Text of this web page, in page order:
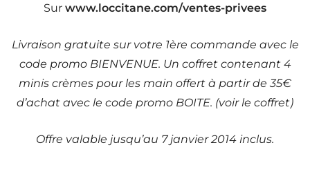
Sur www.loccitane.com/ventes-privees
Livraison gratuite sur votre 1ère commande avec le
code promo BIENVENUE. Un coffret contenant 4
minis crèmes pour les main offert à partir de 35€
d’achat avec le code promo BOITE. (voir le coffret)
Offre valable jusqu’au 7 janvier 2014 inclus.